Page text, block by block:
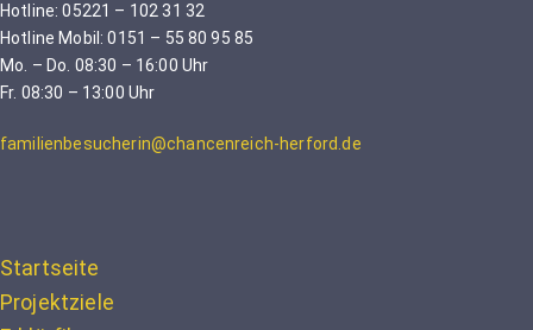
Hotline: 05221 – 102 31 32
Hotline Mobil: 0151 – 55 80 95 85
Mo. – Do. 08:30 – 16:00 Uhr
Fr. 08:30 – 13:00 Uhr
familienbesucherin@chancenreich-herford.de
Startseite
Projektziele